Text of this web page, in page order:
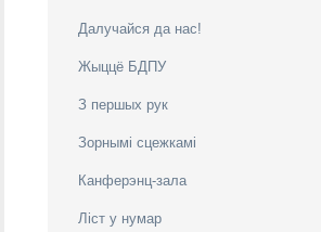
Далучайся да нас!
Жыццё БДПУ
З першых рук
Зорнымі сцежкамi
Канферэнц-зала
Ліст у нумар